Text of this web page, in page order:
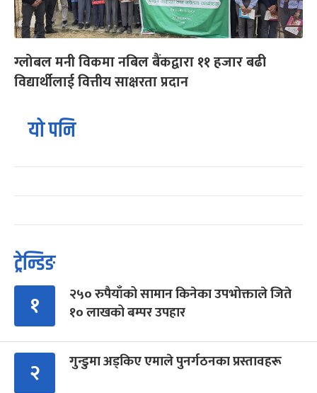
ग्लोबल मनी विकमा नबिल बैंकद्वारा ११ हजार बढी
विद्यार्थीलाई वित्तीय साक्षरता प्रदान
यो पनि
ट्रेन्डिङ
१
२५० रुपैयाँको सामान किनेका उपभोक्ताले जिते
१० लाखको बम्पर उपहार
२ गुन्डुमा अड्किए एमाले पुनर्गठनका प्रस्तावहरू